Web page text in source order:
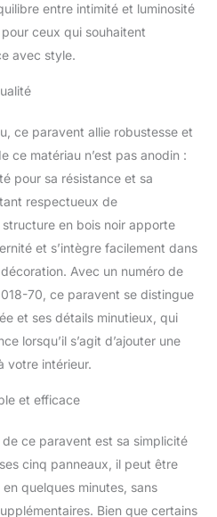
qualité: Bois -
Papier de riz Poids:
10 kg Design
japonais
avec motif décoratif
de bambou noir sur
fond blanc en
papier de riz Facilité
d'utilisation:
Paravent pliant et
léger avec charnière
bidirectionnelle
permettant un
positionnement
espace
entre intimité et luminosité
ceux qui souhaitent
avec style.
ce paravent allie robustesse et
ce matériau n’est pas anodin :
pour sa résistance et sa
respectueux de
structure en bois noir apporte
et s’intègre facilement dans
Avec un numéro de
70, ce paravent se distingue
et ses détails minutieux, qui
lorsqu’il s’agit d’ajouter une
votre intérieur.
et efficace
de ce paravent est sa simplicité
cinq panneaux, il peut être
quelques minutes, sans
Bien que certains